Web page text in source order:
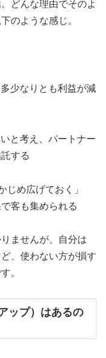
どんな理由でそのよ
のような感じ。
少なりとも利益が減
と考え、パートナー
する
め広げておく」
客も集められる
ませんが、自分は
、使わない方が損す
。
ップ）はあるの